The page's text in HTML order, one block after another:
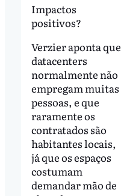
Impactos
positivos?
Verzier aponta que
datacenters
normalmente não
empregam muitas
pessoas, e que
raramente os
contratados são
habitantes locais,
já que os espaços
costumam
demandar mão de